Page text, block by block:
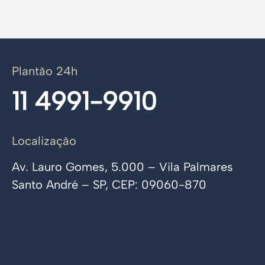
Plantão 24h
11 4991-9910
Localização
Av. Lauro Gomes, 5.000 – Vila Palmares
Santo André – SP, CEP: 09060-870